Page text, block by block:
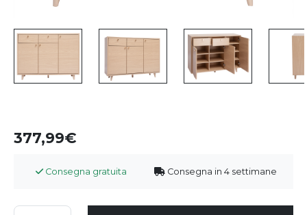
377,99
Consegna gratuita Consegna in 4 settimane